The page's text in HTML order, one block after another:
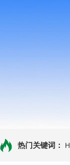
热门关键词：